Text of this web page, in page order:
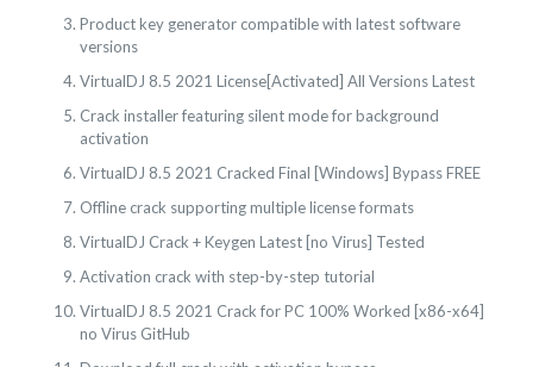
Product key generator compatible with latest software
versions
VirtualDJ 8.5 2021 License[Activated] All Versions Latest
Crack installer featuring silent mode for background
activation
VirtualDJ 8.5 2021 Cracked Final [Windows] Bypass FREE
Offline crack supporting multiple license formats
VirtualDJ Crack + Keygen Latest [no Virus] Tested
Activation crack with step-by-step tutorial
VirtualDJ 8.5 2021 Crack for PC 100% Worked [x86-x64]
no Virus GitHub